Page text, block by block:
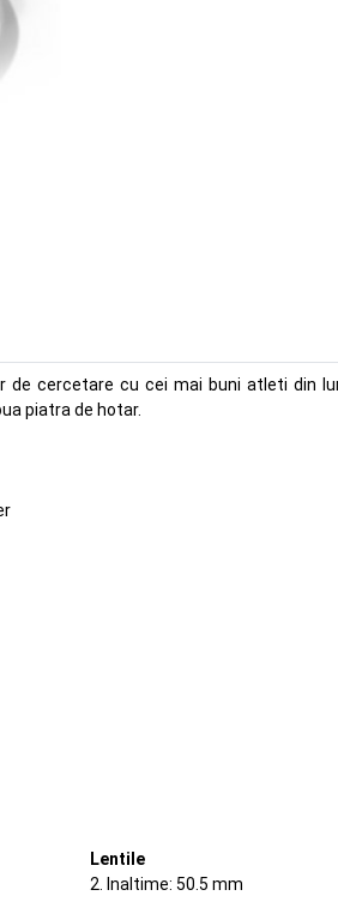
cercetare cu cei mai buni atleti din
piatra de hotar.
Lentile
2. Inaltime: 50.5 mm